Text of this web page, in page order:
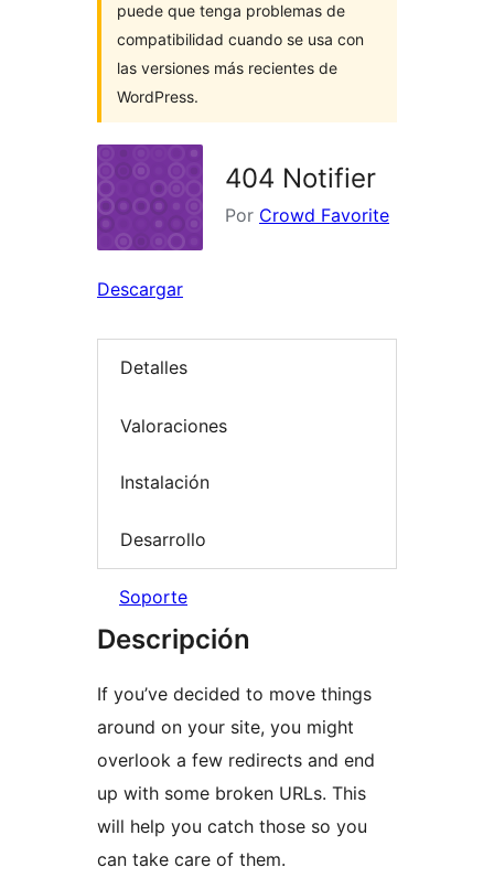
puede que tenga problemas de
compatibilidad cuando se usa con
las versiones más recientes de
WordPress.
404 Notifier
Por Crowd Favorite
Descargar
Detalles
Valoraciones
Instalación
Desarrollo
Soporte
Descripción
If you’ve decided to move things
around on your site, you might
overlook a few redirects and end
up with some broken URLs. This
will help you catch those so you
can take care of them.